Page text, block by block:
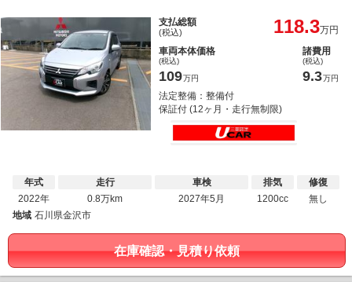
支払総額
(税込) 118.3万円
車両本体価格
(税込)
109万円
諸費用
(税込)
9.3万円
法定整備：整備付
保証付 (12ヶ月・走行無制限)
年式
2022年
走行
0.8万km
車検
2027年5月
排気
1200cc
修復
無し
地域 石川県金沢市
在庫確認・見積り依頼